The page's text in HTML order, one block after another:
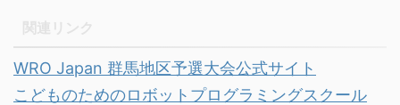
WRO Japan 群馬地区予選大会公式サイト
こどものためのロボットプログラミングスクール